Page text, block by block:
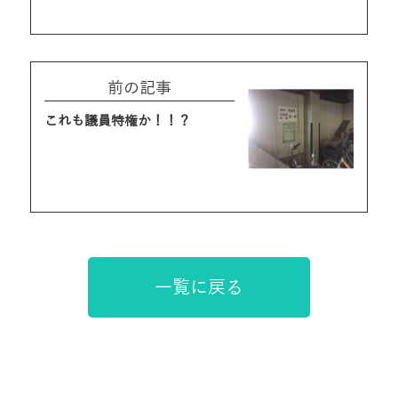
前の記事
これも議員特権か！！？
一覧に戻る